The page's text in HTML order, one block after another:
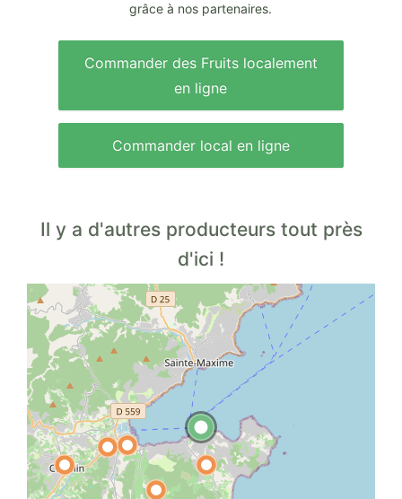
grâce à nos partenaires.
Commander des Fruits localement
en ligne
Commander local en ligne
Il y a d'autres producteurs tout près
d'ici !